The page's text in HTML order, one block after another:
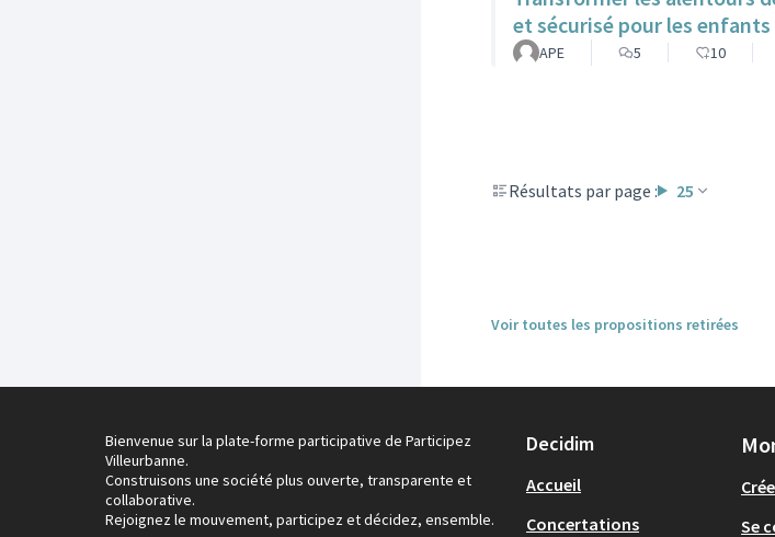
et sécurisé pour les
APE 5 10
Résultats par page : 25
Voir toutes les propositions retirées
Bienvenue sur la plate-forme participative de Participez
Villeurbanne.
Construisons une société plus ouverte, transparente et
collaborative.
Rejoignez le mouvement, participez et décidez, ensemble.
Decidim
Accueil
Concertations
Se